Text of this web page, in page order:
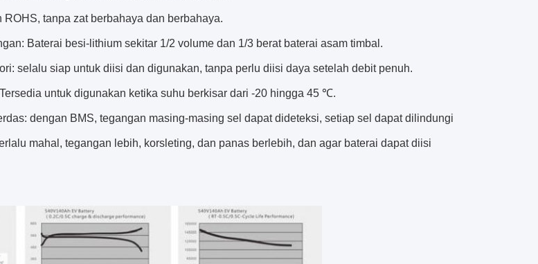
tanpa zat berbahaya dan berbahaya.
Baterai besi-lithium sekitar 1/2 volume dan 1/3 berat baterai asam timbal.
selalu siap untuk diisi dan digunakan, tanpa perlu diisi daya setelah debit penuh.
untuk digunakan ketika suhu berkisar dari -20 hingga 45 ℃.
dengan BMS, tegangan masing-masing sel dapat dideteksi, setiap sel dapat dilindungi
mahal, tegangan lebih, korsleting, dan panas berlebih, dan agar baterai dapat diisi